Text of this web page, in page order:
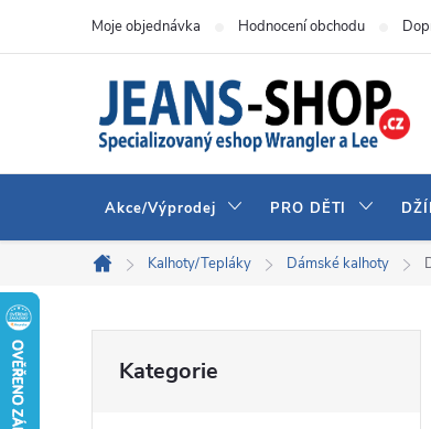
Moje objednávka Hodnocení obchodu
Akce/Výprodej PRO DĚTI
Domů
Kalhoty/Tepláky Dámské kalhoty
kategorie
Kategorie